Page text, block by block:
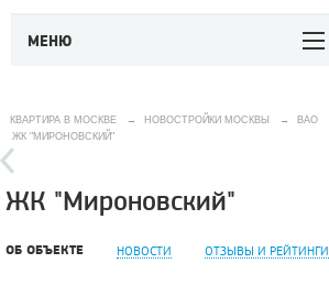
МЕНЮ
КВАРТИРА В МОСКВЕ → НОВОСТРОЙКИ МОСКВЫ → ВАО
ЖК "МИРОНОВСКИЙ"
ЖК "Мироновский"
ОБ ОБЪЕКТЕ НОВОСТИ ОТЗЫВЫ И РЕЙТИНГИ